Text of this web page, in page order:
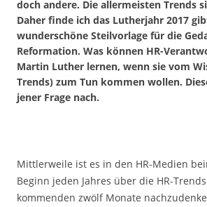
doch andere. Die allermeisten Trends
Daher finde ich das Lutherjahr 2017
wunderschöne Steilvorlage für die
Reformation. Was können HR-
Martin Luther lernen, wenn sie vom
Trends) zum Tun kommen wollen.
jener Frage nach.
Mittlerweile ist es in den HR-Medien
Beginn jeden Jahres über die HR-
kommenden zwölf Monate